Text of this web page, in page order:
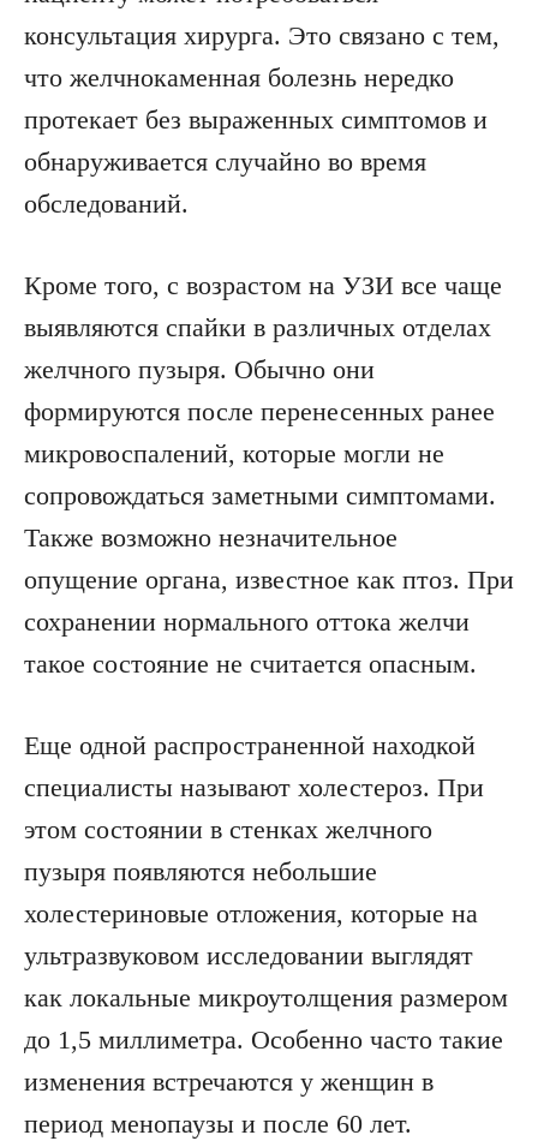
консультация хирурга. Это связано с тем,
что желчнокаменная болезнь нередко
протекает без выраженных симптомов и
обнаруживается случайно во время
обследований.
Кроме того, с возрастом на УЗИ все чаще
выявляются спайки в различных отделах
желчного пузыря. Обычно они
формируются после перенесенных ранее
микровоспалений, которые могли не
сопровождаться заметными симптомами.
Также возможно незначительное
опущение органа, известное как птоз. При
сохранении нормального оттока желчи
такое состояние не считается опасным.
Еще одной распространенной находкой
специалисты называют холестероз. При
этом состоянии в стенках желчного
пузыря появляются небольшие
холестериновые отложения, которые на
ультразвуковом исследовании выглядят
как локальные микроутолщения размером
до 1,5 миллиметра. Особенно часто такие
изменения встречаются у женщин в
период менопаузы и после 60 лет.